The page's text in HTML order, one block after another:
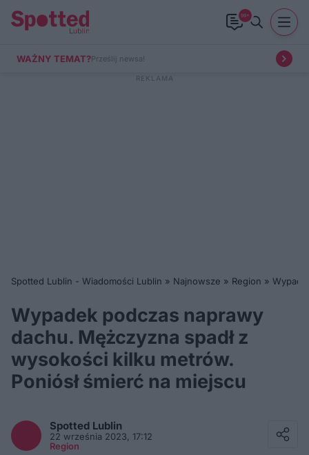
99+
WAŻNY TEMAT?Prześlij newsa!
Spotted Lublin - Wiadomości Lublin » Najnowsze » Region »
Wypadek podczas naprawy
dachu. Mężczyzna spadł z
wysokości kilku metrów.
Poniósł śmierć na miejscu
Spotted Lublin
22 września 2023, 17:12
Region